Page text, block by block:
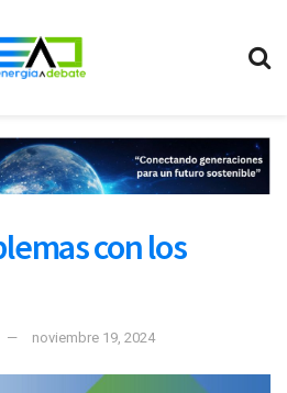
con los
noviembre 19, 2024